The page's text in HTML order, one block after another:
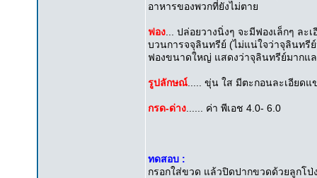
อาหารของพวกที่ยังไม่ตาย
ฟอง ... ปล่อยวางนิ่งๆ จะมีฟองเล็กๆ ล
บวนการจจุลินทรีย์ (ไม่แน่ใจว่าจุลินทรี
ฟองขนาดใหญ่ แสดงว่าจุลินทรีย์มากแ
รูปลักษณ์ ..... ขุ่น ใส มีตะกอนละเอียด
กรด-ด่าง ...... ค่า พีเอช 4.0- 6.0
ทดสอบ :
กรอกใส่ขวด แล้วปิดปากขวดด้วยลูกโ